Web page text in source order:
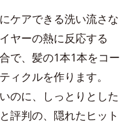
ケアできる洗い流さな
ヤーの熱に反応する
で、髪の1本1本をコー
ィクルを作ります。
のに、しっとりとした
評判の、隠れたヒット